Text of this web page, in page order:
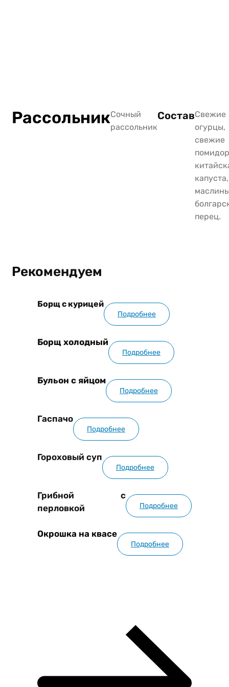
РассольникСочный
рассольник
СоставСвежие
огурцы,
свежие
капуста,
перец.
Рекомендуем
Борщ с курицей
Подробнее
Борщ холодный
Подробнее
Бульон с яйцом
Подробнее
Гаспачо
Подробнее
Гороховый суп
Подробнее
Грибной с
перловкой
Подробнее
Окрошка на квасе
Подробнее